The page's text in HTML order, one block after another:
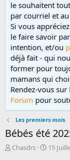
le souhaitent
par courriel et
Si vous
le faire savoir
intention, et/ou
déjà fait - qui
former pour
mamans qui
Rendez-vous sur
Forum pour
Les premiers mois
Bébés été
D
Chasdrs
D15